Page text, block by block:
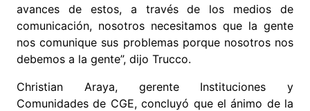
avances de estos, a través de los medios de
comunicación, nosotros necesitamos que la gente
nos comunique sus problemas porque nosotros nos
debemos a la gente”, dijo Trucco.
Christian Araya, gerente Instituciones y
Comunidades de CGE, concluyó que el ánimo de la